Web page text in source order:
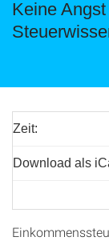
Keine
Zeit:
Download als